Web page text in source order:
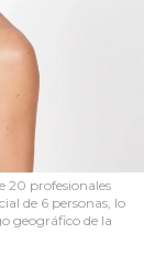
20 profesionales
de 6 personas, lo
geográfico de la